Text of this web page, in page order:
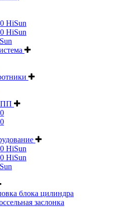
HiSun
HiSun
HiSun
HiSun
блока цилиндра
заслонка